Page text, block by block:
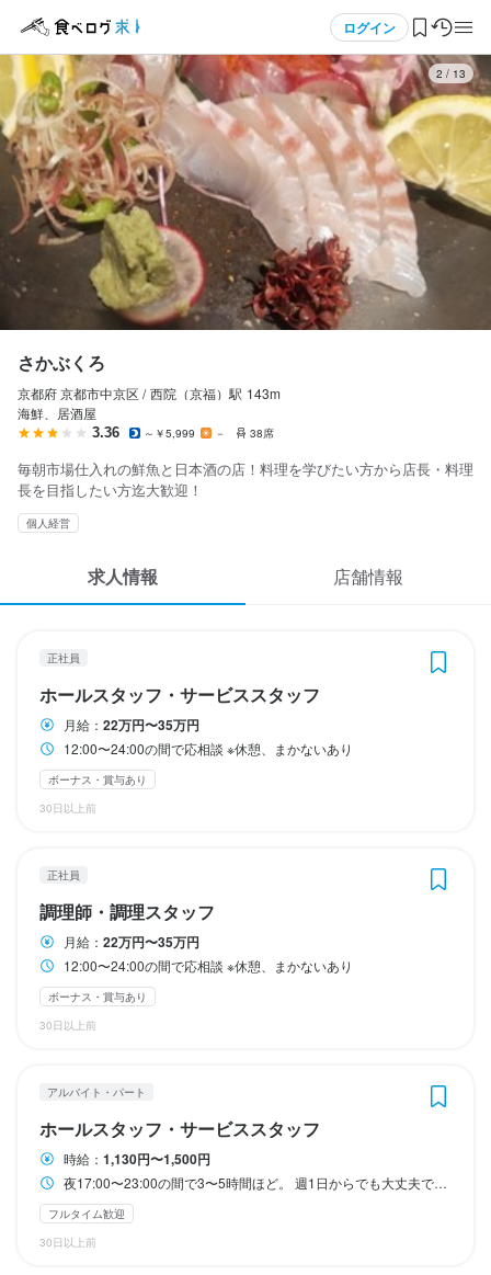
ログイン
ログイン・無料会員登録
食べログ求人TOP
求人検索
マイページ管理
気になる求人
検索履歴・保存した条件
応募履歴
スカウト・メルマガ受信設定
ヘルプ・お問い合わせフォーム
掲載をご検討の店舗様へ
食べログ求人PRESS
プライバシーポリシー
利用規約
3 / 13
さかぶくろ
京都府 京都市中京区 / 西院（京福） 駅 143m
海鮮、居酒屋
3.36 ～￥5,999 － 38席
毎朝市場仕入れの鮮魚と日本酒の店！料理を学びたい方から店長・料理
長を目指したい方迄大歓迎！
個人経営
求人情報 店舗情報
正社員
ホールスタッフ・サービススタッフ
月給： 22万円〜35万円
12:00〜24:00の間で応相談 ※休憩、まかないあり
ボーナス・賞与あり
30日以上前
正社員
調理師・調理スタッフ
月給： 22万円〜35万円
12:00〜24:00の間で応相談 ※休憩、まかないあり
ボーナス・賞与あり
30日以上前
アルバイト・パート
ホールスタッフ・サービススタッフ
時給： 1,130円〜1,500円
夜17:00〜23:00の間で3〜5時間ほど。 週1日からでも大丈夫です。
フルタイム歓迎
30日以上前
正社員 さかぶくろ
ホールスタッフ・サービススタッフ
ホールスタッフ・サービススタッフ
月給220,000円〜350,000円
ボーナス・賞与あり 昇給あり 資格手当・スキル手当あり
勤務時間
12:00〜24:00の間で応相談
※休憩、まかないあり
終電考慮あり
休日・休暇
月6〜8日、月1〜2回連休あり
GW・夏季・冬季休暇あり
待遇
特別手当、各種手当、
酒蔵やイベントなどへの研修旅行、
日本酒含む酒類、料理の勉強会、
独立支援、
自転車通勤可
まかない・食事補助あり
特徴
未経験者歓迎 独立希望者歓迎
接客対応やドリンクの提供、開店・閉店準備など、ホール業務全
般を担当していただきます。
営業中は、お客様とのコミュニケーションを大切にしながら、そ
の場に応じた柔軟な対応を行い、心地よい時間と空間を提供する
ことが主な役割です。
応募画面へ進む
正社員 さかぶくろ
調理師・調理スタッフ
調理師・調理スタッフ
月給220,000円〜350,000円
ボーナス・賞与あり 昇給あり 資格手当・スキル手当あり
勤務時間
12:00〜24:00の間で応相談
※休憩、まかないあり
終電考慮あり
休日・休暇
月6〜8日
GW・夏季・冬季休暇あり
待遇
各種手当、
酒蔵やイベントなどへの研修旅行、
日本酒含む酒類、料理の勉強会、
独立支援、
バイク・自転車通勤可
まかない・食事補助あり
特徴
未経験者歓迎 独立希望者歓迎
食材の仕入れから下ごしらえ、仕上げまで、調理業務をチームで
分担しながら幅広く担当していただきます。
カウンターはオープンキッチンのため、お客様との会話を楽しみ
ながら、料理の提供まで一貫して携われる環境です。
応募画面へ進む
アルバイト・パート さかぶくろ
ホールスタッフ・サービススタッフ
ホールスタッフ・サービススタッフ
時給1,130円〜1,500円
勤務時間
夜17:00〜23:00の間で3〜5時間ほど。
週1日からでも大丈夫です。
終電考慮あり
休日・休暇
シフト制
食事を楽しんでもらう場ですので、香水やネイルアートは控えて
ください。
まかない・食事補助あり 制服貸与 生産者への訪問研修あり
髪型自由
仕事内容
ご来店されたお客様へのオーダー対応や料理の提供、ドリンク作
りなど、ホール業務全般をお任せします。
業務内容はシンプルなマニュアルをもとに覚えていただけるの
分からないことはスタッフがしっかりサポートしますので、まず
はお店の雰囲気に慣れるところから始めていきましょう。
身に付くスキル
応募画面へ進む